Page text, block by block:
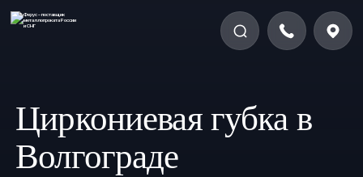
Циркониевая губка в
Волгограде